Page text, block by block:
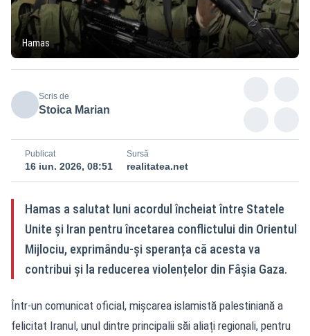
Hamas
Scris de
Stoica Marian
Publicat
16 iun. 2026, 08:51
Sursă
realitatea.net
Hamas a salutat luni acordul încheiat între Statele
Unite și Iran pentru încetarea conflictului din Orientul
Mijlociu, exprimându-și speranța că acesta va
contribui și la reducerea violențelor din Fâșia Gaza.
Într-un comunicat oficial, mișcarea islamistă palestiniană a
felicitat Iranul, unul dintre principalii săi aliați regionali, pentru